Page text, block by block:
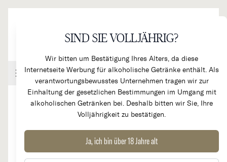
SIND SIE VOLLJÄHRIG?
Wir bitten um Bestätigung Ihres Alters, da diese
Internetseite Werbung für alkoholische Getränke enthält. Als
verantwortungsbewusstes Unternehmen tragen wir zur
Einhaltung der gesetzlichen Bestimmungen im Umgang mit
alkoholischen Getränken bei. Deshalb bitten wir Sie, Ihre
Volljährigkeit zu bestätigen.
Ja, ich bin über 18 Jahre alt
Handel & Gastronomie Kundenkonto Warenkorb
Weingut Bernhard Huber